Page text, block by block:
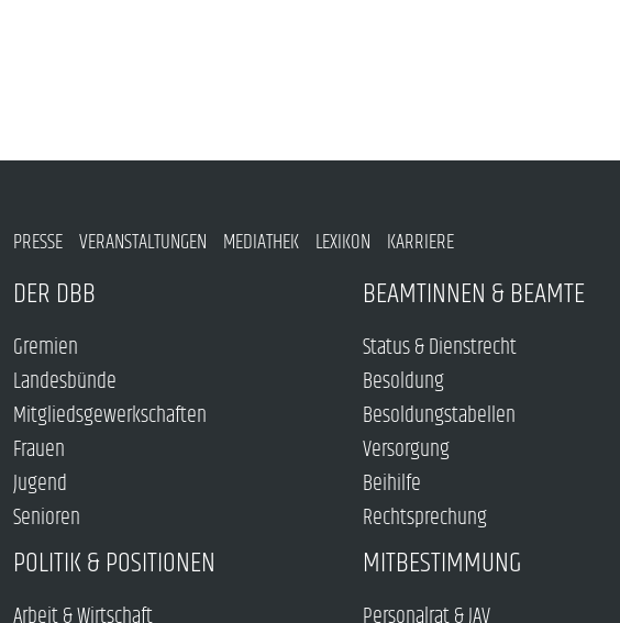
PRESSE VERANSTALTUNGEN MEDIATHEK LEXIKON KARRIERE
DER DBB
Gremien
Landesbünde
Mitgliedsgewerkschaften
Frauen
Jugend
Senioren
BEAMTINNEN & BEAMTE
Status & Dienstrecht
Besoldung
Besoldungstabellen
Versorgung
Beihilfe
Rechtsprechung
POLITIK & POSITIONEN MITBESTIMMUNG